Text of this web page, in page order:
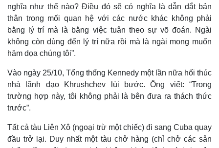
nghĩa như thế nào? Điều đó sẽ có nghĩa là dẫn dắt bản
thân trong mối quan hệ với các nước khác không phải
bằng lý trí mà là bằng việc tuân theo sự võ đoán. Ngài
không còn dùng đến lý trí nữa rồi mà là ngài mong muốn
hăm dọa chúng tôi”.
Vào ngày 25/10, Tổng thống Kennedy một lần nữa hối thúc
nhà lãnh đạo Khrushchev lùi bước. Ông viết: “Trong
trường hợp này, tôi không phải là bên đưa ra thách thức
trước”.
Tất cả tàu Liên Xô (ngoại trừ một chiếc) đi sang Cuba quay
đầu trở lại. Duy nhất một tàu chở hàng (chỉ chở các sản